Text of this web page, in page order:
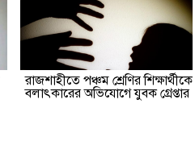
রাজশাহীতে পঞ্চম শ্রেণির শিক্ষার্থীকে
বলাৎকারের অভিযোগে যুবক গ্রেপ্তার